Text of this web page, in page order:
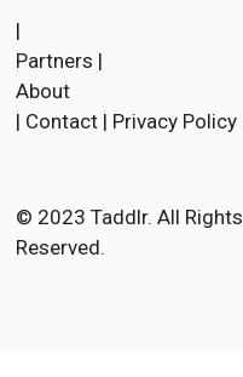
c
o
k
r
l
|
Partners |
About
| Contact | Privacy Policy
© 2023 Taddlr. All Rights
Reserved.